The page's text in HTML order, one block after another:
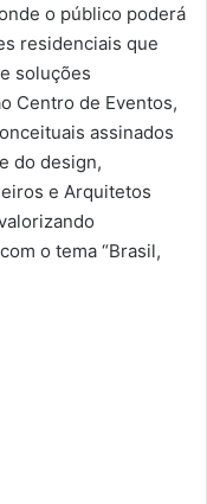
o público poderá
residenciais que
soluções
Centro de Eventos,
assinados
do design,
e Arquitetos
o tema “Brasil,